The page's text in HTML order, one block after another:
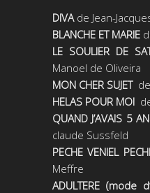
DIVAde Jean-
BLANCHE ET MARIE
LE SOULIER DE
Manoel de Oliveira
MON CHER SUJETde
HELAS POUR MOIde
QUAND J’AVAIS 5
claude Sussfeld
PECHE VENIEL
Meffre
ADULTERE (mode